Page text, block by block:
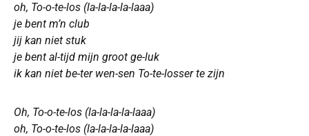
oh, To-o-te-los (la-la-la-la-laaa)
je bent m’n club
jij kan niet stuk
je bent al-tijd mijn groot ge-luk
ik kan niet be-ter wen-sen To-te-losser te zijn
Oh, To-o-te-los (la-la-la-la-laaa)
oh, To-o-te-los (la-la-la-la-laaa)